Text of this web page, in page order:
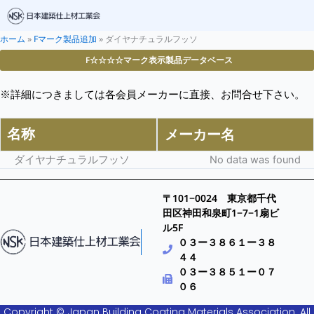
ホーム » Fマーク製品追加 » ダイヤナチュラルフッソ
F☆☆☆☆マーク表示製品データベース
※詳細につきましては各会員メーカーに直接、お問合せ下さい。
名称 メーカー名
ダイヤナチュラルフッソ No data was found
〒101−0024 東京都千代
田区神田和泉町1−7−1扇ビ
ル5F
０３ー３８６１ー３８
４４
０３ー３８５１ー０７
０６